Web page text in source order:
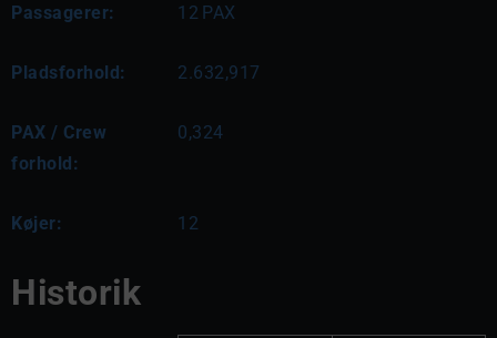
Passagerer: 12 PAX
Pladsforhold: 2.632,917
PAX / Crew
forhold:
0,324
Køjer: 12
Historik